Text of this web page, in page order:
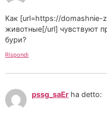
Как [url=https://
животные[/url] чувствуют
бури?
Rispondi
pssg_saEr ha detto: